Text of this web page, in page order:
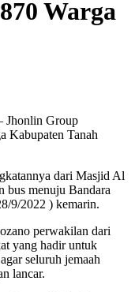
Warga
Jhonlin Group
Kabupaten Tanah
dari Masjid Al
bus menuju Bandara
9/2022 ) kemarin.
perwakilan dari
yang hadir untuk
seluruh jemaah
lancar.